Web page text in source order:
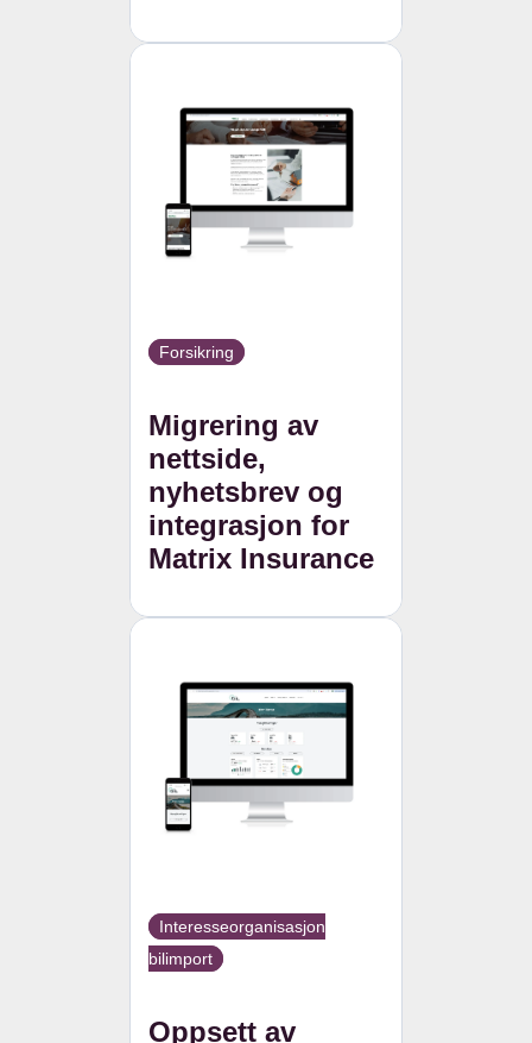
Forsikring
Migrering av
nettside,
nyhetsbrev og
integrasjon for
Matrix Insurance
Interesseorganisasjon
bilimport
Oppsett av